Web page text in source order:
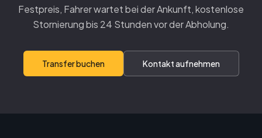
Festpreis, Fahrer wartet bei der Ankunft, kostenlose
Stornierung bis 24 Stunden vor der Abholung.
Transfer buchen Kontakt aufnehmen